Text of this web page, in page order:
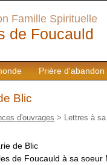
Prière d'abandon
Famille Spirituelle
de Foucauld
Blic
d'ouvrages > Lettres à
de Blic
de Foucauld à sa soeur